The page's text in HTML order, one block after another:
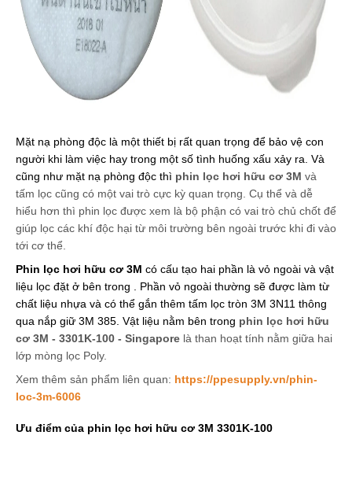
Mặt nạ phòng độc là một thiết bị rất quan trọng để bảo vệ con
người khi làm việc hay trong một số tình huống xấu xảy ra. Và
cũng như mặt nạ phòng độc thì phin lọc hơi hữu cơ 3M và
tấm lọc cũng có một vai trò cực kỳ quan trọng. Cụ thể và dễ
hiểu hơn thì phin lọc được xem là bộ phận có vai trò chủ chốt để
giúp lọc các khí độc hại từ môi trường bên ngoài trước khi đi vào
tới cơ thể.
Phin lọc hơi hữu cơ 3M có cấu tạo hai phần là vỏ ngoài và vật
liệu lọc đặt ở bên trong . Phần vỏ ngoài thường sẽ được làm từ
chất liệu nhựa và có thể gắn thêm tấm lọc tròn 3M 3N11 thông
qua nắp giữ 3M 385. Vật liệu nằm bên trong phin lọc hơi hữu
cơ 3M - 3301K-100 - Singapore là than hoạt tính nằm giữa hai
lớp mòng lọc Poly.
Xem thêm sản phẩm liên quan: https://ppesupply.vn/phin-
loc-3m-6006
Ưu điểm của phin lọc hơi hữu cơ 3M 3301K-100